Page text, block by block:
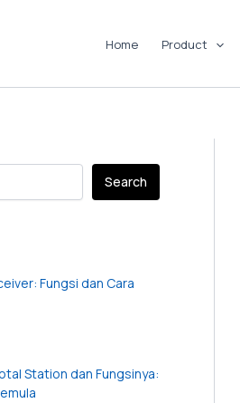
Home Product
Search
Fungsi dan Cara
Station dan Fungsinya: